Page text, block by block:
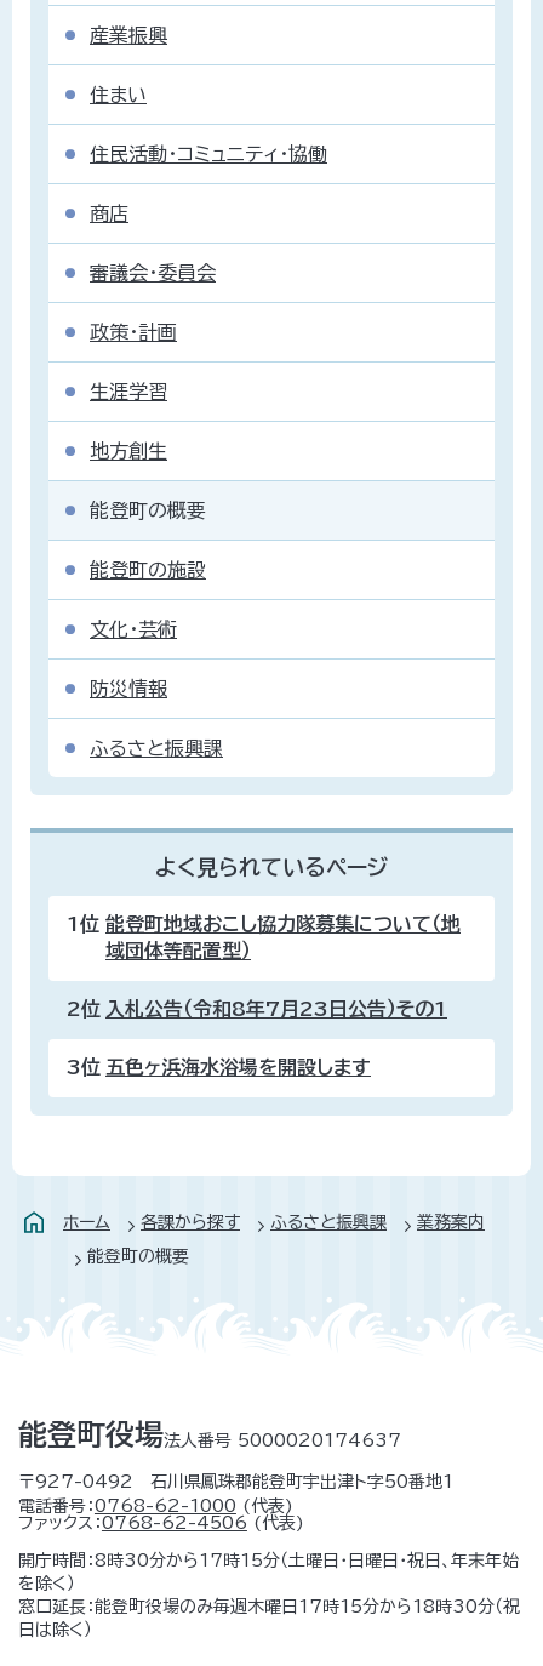
産業振興
住まい
住民活動・コミュニティ・協働
商店
審議会・委員会
政策・計画
生涯学習
地方創生
能登町の概要
能登町の施設
文化・芸術
防災情報
ふるさと振興課
よく見られているページ
1位 能登町地域おこし協力隊募集について（地
域団体等配置型）
2位 入札公告（令和8年7月23日公告）その1
3位 五色ヶ浜海水浴場を開設します
ホーム 各課から探す ふるさと振興課
業務案内
能登町の概要
能登町役場法人番号 5000020174637
〒927-0492 石川県鳳珠郡能登町宇出津ト字50番地1
電話番号：0768-62-1000 (代表)
ファックス：0768-62-4506 (代表)
開庁時間：8時30分から17時15分（土曜日・日曜日・祝日、年末年始
を除く）
窓口延長：能登町役場のみ毎週木曜日17時15分から18時30分（祝
日は除く）